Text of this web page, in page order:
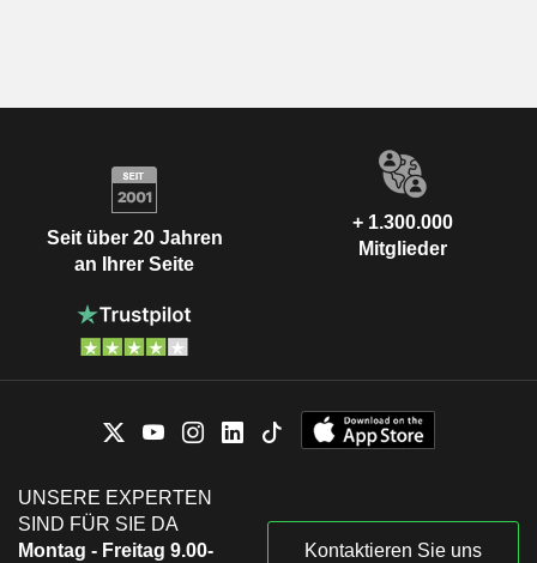
Seit über 20 Jahren
an Ihrer Seite
+ 1.300.000
Mitglieder
UNSERE EXPERTEN
SIND FÜR SIE DA
Montag - Freitag 9.00-
Kontaktieren Sie uns